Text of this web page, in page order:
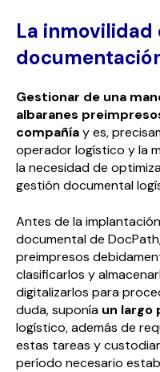
La inmovilidad
Gestionar de una
albaranes
compañíay es,
operador logístico y la
la necesidad de
gestión documental
Antes de la
documental de
preimpresos
clasificarlos y
digitalizarlos para
duda, suponía un largo
logístico, además de
estas tareas y
período necesario